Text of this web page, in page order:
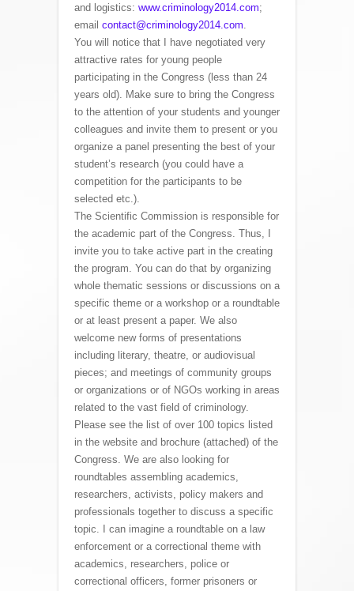
and logistics: www.criminology2014.com;
email contact@criminology2014.com
You will notice that I have negotiated very
attractive rates for young people
participating in the Congress (less than 24
years old). Make sure to bring the Congress
to the attention of your students and younger
colleagues and invite them to present or you
organize a panel presenting the best of your
student’s research (you could have a
competition for the participants to be
selected etc.).
The Scientific Commission is responsible for
the academic part of the Congress. Thus, I
invite you to take active part in the creating
the program. You can do that by organizing
whole thematic sessions or discussions on a
specific theme or a workshop or a roundtable
or at least present a paper. We also
welcome new forms of presentations
including literary, theatre, or audiovisual
pieces; and meetings of community groups
or organizations or of NGOs working in areas
related to the vast field of criminology.
Please see the list of over 100 topics listed
in the website and brochure (attached) of the
Congress. We are also looking for
roundtables assembling academics,
researchers, activists, policy makers and
professionals together to discuss a specific
topic. I can imagine a roundtable on a law
enforcement or a correctional theme with
academics, researchers, police or
correctional officers, former prisoners or